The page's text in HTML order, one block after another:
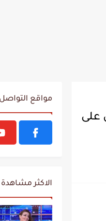
على
مواقع
الاكثر مشاهدة